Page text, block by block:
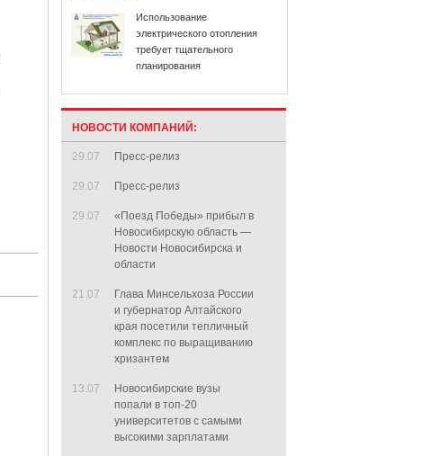
Использование
электрического отопления
требует тщательного
планирования
НОВОСТИ КОМПАНИЙ:
29.07 Пресс-релиз
29.07 Пресс-релиз
29.07
«Поезд Победы» прибыл в
Новосибирскую область —
Новости Новосибирска и
области
21.07
Глава Минсельхоза России
и губернатор Алтайского
края посетили тепличный
комплекс по выращиванию
хризантем
13.07
Новосибирские вузы
попали в топ-20
университетов с самыми
высокими зарплатами